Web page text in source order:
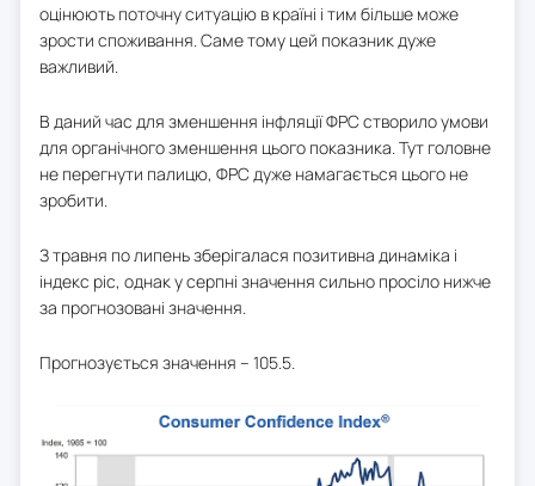
оцінюють поточну ситуацію в країні і тим більше може
зрости споживання. Саме тому цей показник дуже
важливий.
В даний час для зменшення інфляції ФРС створило умови
для органічного зменшення цього показника. Тут головне
не перегнути палицю, ФРС дуже намагається цього не
зробити.
З травня по липень зберігалася позитивна динаміка і
індекс ріс, однак у серпні значення сильно просіло нижче
за прогнозовані значення.
Прогнозується значення – 105.5.